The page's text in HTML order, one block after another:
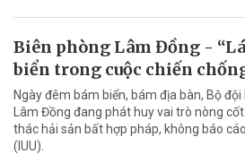
Biên phòng Lâm Đồng -
biển trong cuộc chiến
Ngày đêm bám biển, bám địa bàn, Bộ
Lâm Đồng đang phát huy vai trò nòng
thác hải sản bất hợp pháp, không báo
(IUU).